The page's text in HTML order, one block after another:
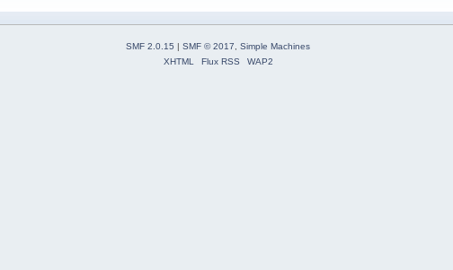
SMF 2.0.15 | SMF © 2017
Simple Machines
XHTML
Flux RSS WAP2